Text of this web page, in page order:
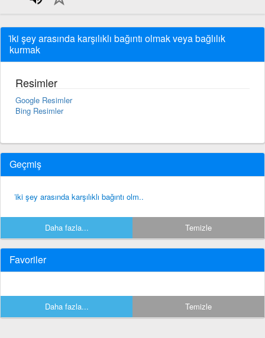
i̇ki şey arasında karşılıklı bağıntı olmak veya bağlılık
kurmak
Resimler
Google Resimler
Bing Resimler
Geçmiş
i̇ki şey arasında karşılıklı bağıntı olm..
Daha fazla... Temizle
Favoriler
Daha fazla... Temizle